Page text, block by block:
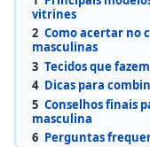
vitrines
2 Como acertar no
masculinas
3 Tecidos que
4 Dicas para
5 Conselhos finais
masculina
6 Perguntas